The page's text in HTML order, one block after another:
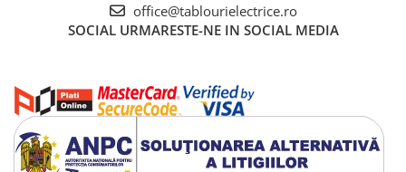
office@tablourielectrice.ro
SOCIAL URMARESTE-NE IN SOCIAL MEDIA